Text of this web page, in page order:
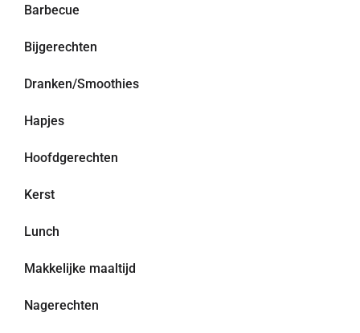
Barbecue
Bijgerechten
Dranken/Smoothies
Hapjes
Hoofdgerechten
Kerst
Lunch
Makkelijke maaltijd
Nagerechten